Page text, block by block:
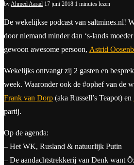
byAhmed Aarad 17 juni 2018 1 minutes lezen
De wekelijkse podcast van saltmines.nl!
door niemand minder dan ‘s-lands
gewoon awesome persoon, Astrid
Wekelijks ontvangt zij 2 gasten en
week. Waaronder ook de #ophef van de
Frank van Dorp (aka Russell’s Teapot) en
partij.
Op de agenda:
– Het WK, Rusland & natuurlijk Putin
– De aandachtstrekkerij van Denk want